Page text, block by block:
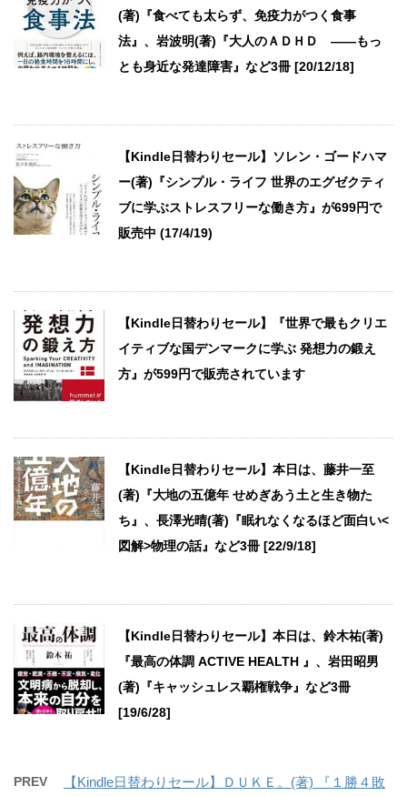
(著)『食べても太らず、免疫力がつく食事
法』、岩波明(著)『大人のＡＤＨＤ ――もっ
とも身近な発達障害』など3冊 [20/12/18]
【Kindle日替わりセール】ソレン・ゴードハマ
ー(著)『シンプル・ライフ 世界のエグゼクティ
ブに学ぶストレスフリーな働き方』が699円で
販売中 (17/4/19)
【Kindle日替わりセール】『世界で最もクリエ
イティブな国デンマークに学ぶ 発想力の鍛え
方』が599円で販売されています
【Kindle日替わりセール】本日は、藤井一至
(著)『大地の五億年 せめぎあう土と生き物た
ち』、長澤光晴(著)『眠れなくなるほど面白い<
図解>物理の話』など3冊 [22/9/18]
【Kindle日替わりセール】本日は、鈴木祐(著)
『最高の体調 ACTIVE HEALTH 』、岩田昭男
(著)『キャッシュレス覇権戦争』など3冊
[19/6/28]
PREV
【Kindle日替わりセール】ＤＵＫＥ。(著) 『１勝４敗